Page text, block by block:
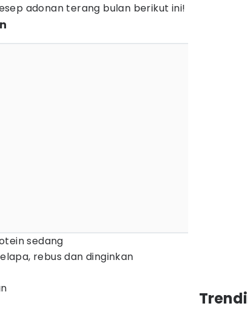
adonan terang bulan berikut ini!
sedang
rebus dan dinginkan